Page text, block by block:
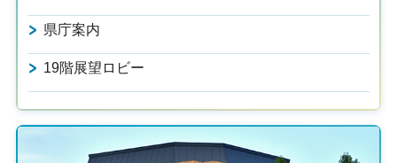
県庁案内
19階展望ロビー